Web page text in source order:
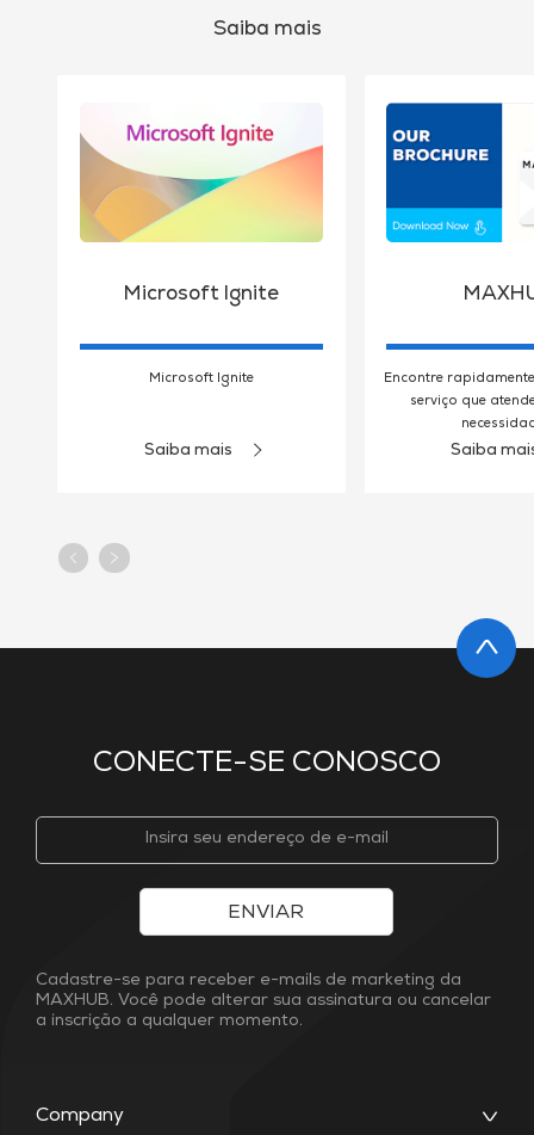
Saiba mais
Microsoft Ignite
Microsoft Ignite
Saiba mais
Encontre
serviço que
Saiba
CONECTE-SE CONOSCO
Company
ENVIAR
Cadastre-se para receber e-mails de marketing da
MAXHUB. Você pode alterar sua assinatura ou cancelar
a inscrição a qualquer momento.